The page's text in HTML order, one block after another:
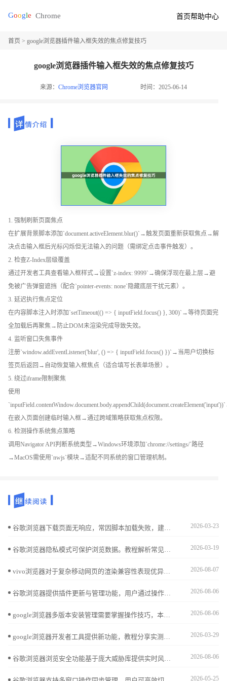
首页帮助中心
首页 > google浏览器插件输入框失效的焦点修复技巧
google浏览器插件输入框失效的焦点修复技巧
来源：Chrome浏览器官网 时间：2025-06-14
1. 强制刷新页面焦点
在扩展背景脚本添加`document.activeElement.blur()`→触发页面重新获取焦点→解
决点击输入框后光标闪烁但无法输入的问题（需绑定点击事件触发）。
2. 检查Z-Index层级覆盖
通过开发者工具查看输入框样式→设置`z-index: 9999`→确保浮现在最上层→避
免被广告弹窗遮挡（配合`pointer-events: none`隐藏底层干扰元素）。
3. 延迟执行焦点定位
在内容脚本注入时添加`setTimeout(() => { inputField.focus() }, 300)`→等待页面完
全加载后再聚焦→防止DOM未渲染完成导致失效。
4. 监听窗口失焦事件
注册`window.addEventListener('blur', () => { inputField.focus() })`→当用户切换标
签页后返回→自动恢复输入框焦点（适合填写长表单场景）。
5. 绕过iframe限制聚焦
使用
在嵌入页面创建临时输入框→通过跨域策略获取焦点权限。
6. 检测操作系统焦点策略
调用Navigator API判断系统类型→Windows环境添加`chrome://settings/`路径
→MacOS需使用`nwjs`模块→适配不同系统的窗口管理机制。
2026-03-23
2026-03-19
2026-08-07
2026-08-06
2026-08-06
2026-03-29
2026-08-06
2026-05-25